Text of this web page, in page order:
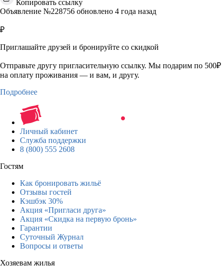
Копировать ссылку
Объявление №228756 обновлено 4 года назад
₽
Приглашайте друзей и бронируйте со скидкой
Отправьте другу пригласительную ссылку. Мы подарим по 500₽
на оплату проживания — и вам, и другу.
Подробнее
Личный кабинет
Служба поддержки
8 (800) 555 2608
Гостям
Как бронировать жильё
Отзывы гостей
Кэшбэк 30%
Акция «Пригласи друга»
Акция «Скидка на первую бронь»
Гарантии
Суточный Журнал
Вопросы и ответы
Хозяевам жилья